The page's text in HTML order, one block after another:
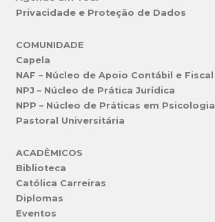
Privacidade e Proteção de Dados
COMUNIDADE
Capela
NAF – Núcleo de Apoio Contábil e Fiscal
NPJ – Núcleo de Prática Jurídica
NPP – Núcleo de Práticas em Psicologia
Pastoral Universitária
ACADÊMICOS
Biblioteca
Católica Carreiras
Diplomas
Eventos